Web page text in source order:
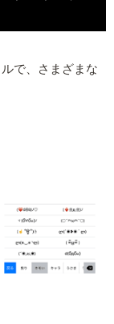
で、さまざまな